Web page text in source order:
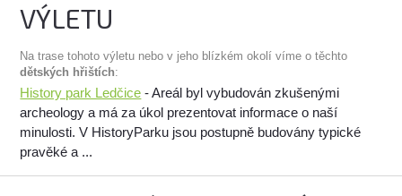
VÝLETU
Na trase tohoto výletu nebo v jeho blízkém okolí víme o těchto
dětských hřištích:
History park Ledčice - Areál byl vybudován zkušenými
archeology a má za úkol prezentovat informace o naší
minulosti. V HistoryParku jsou postupně budovány typické
pravěké a ...